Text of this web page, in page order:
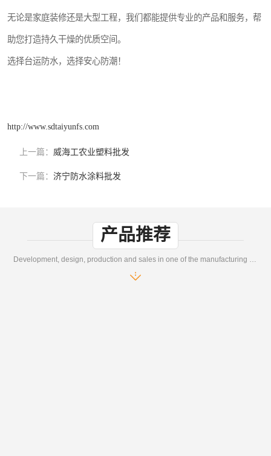
无论是家庭装修还是大型工程，我们都能提供专业的产品和服务，帮
助您打造持久干燥的优质空间。
选择台运防水，选择安心防潮！
http://www.sdtaiyunfs.com
上一篇： 威海工农业塑料批发
下一篇： 济宁防水涂料批发
产品推荐
Development, design, production and sales in one of the manufacturing enterprises